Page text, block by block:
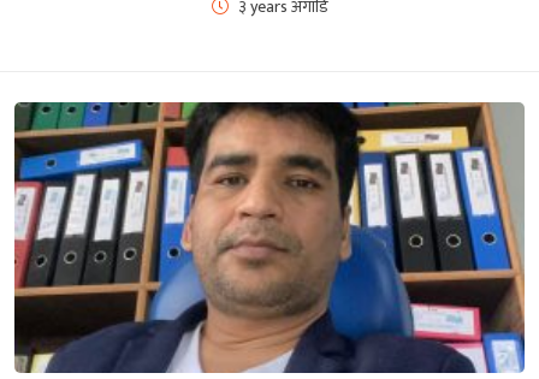
३ years अगाडि